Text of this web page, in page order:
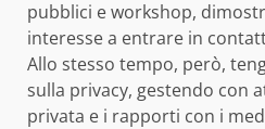
pubblici e workshop,
interesse a entrare in
Allo stesso tempo, però,
sulla privacy, gestendo con
privata e i rapporti con i